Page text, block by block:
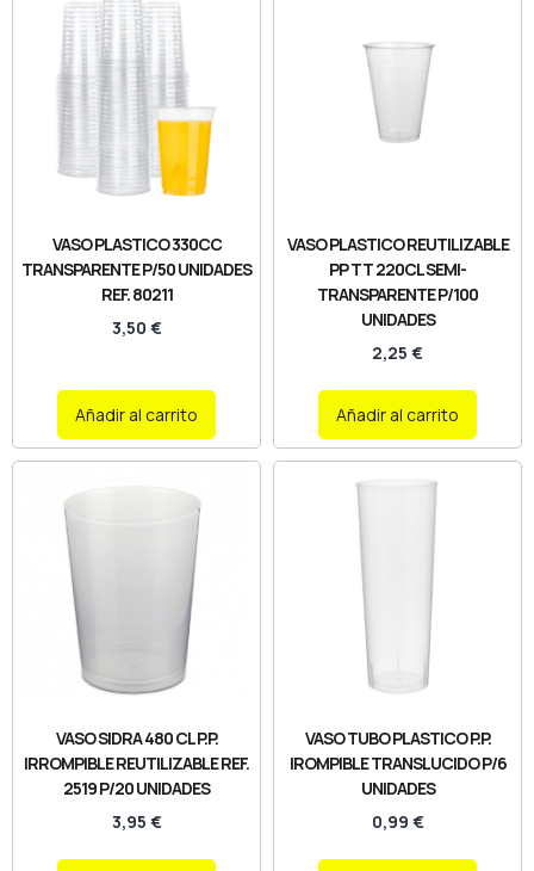
VASO PLASTICO 330CC
TRANSPARENTE P/50 UNIDADES
REF. 80211
3,50 €
Añadir al carrito
VASO PLASTICO REUTILIZABLE
PP TT 220CL SEMI-
TRANSPARENTE P/100
UNIDADES
2,25 €
Añadir al carrito
VASO SIDRA 480 CL P.P.
IRROMPIBLE REUTILIZABLE REF.
2519 P/20 UNIDADES
3,95 €
VASO TUBO PLASTICO P.P.
IROMPIBLE TRANSLUCIDO P/6
UNIDADES
0,99 €